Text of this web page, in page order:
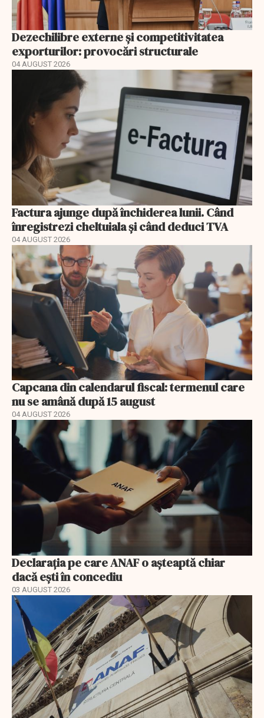
Dezechilibre externe și competitivitatea
exporturilor: provocări structurale
04 AUGUST 2026
Factura ajunge după închiderea lunii. Când
înregistrezi cheltuiala și când deduci TVA
04 AUGUST 2026
Capcana din calendarul fiscal: termenul care
nu se amână după 15 august
04 AUGUST 2026
Declarația pe care ANAF o așteaptă chiar
dacă ești în concediu
03 AUGUST 2026